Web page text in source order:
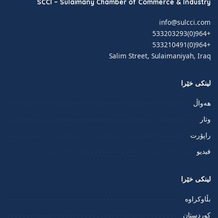
SCCI – Sulaimany Chamber of Commerce & Industry
info@sulcci.com
+964(0)533203293
+964(0)533210491
Salim Street, Sulaimaniyah, Iraq
لینکی خێرا
هەواڵ
وتار
راپۆرت
فيديو
لینکی خێرا
بڵاوکراوە
کوردستان